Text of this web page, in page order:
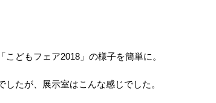
こどもフェア2018」の様子を簡単に。
したが、展示室はこんな感じでした。